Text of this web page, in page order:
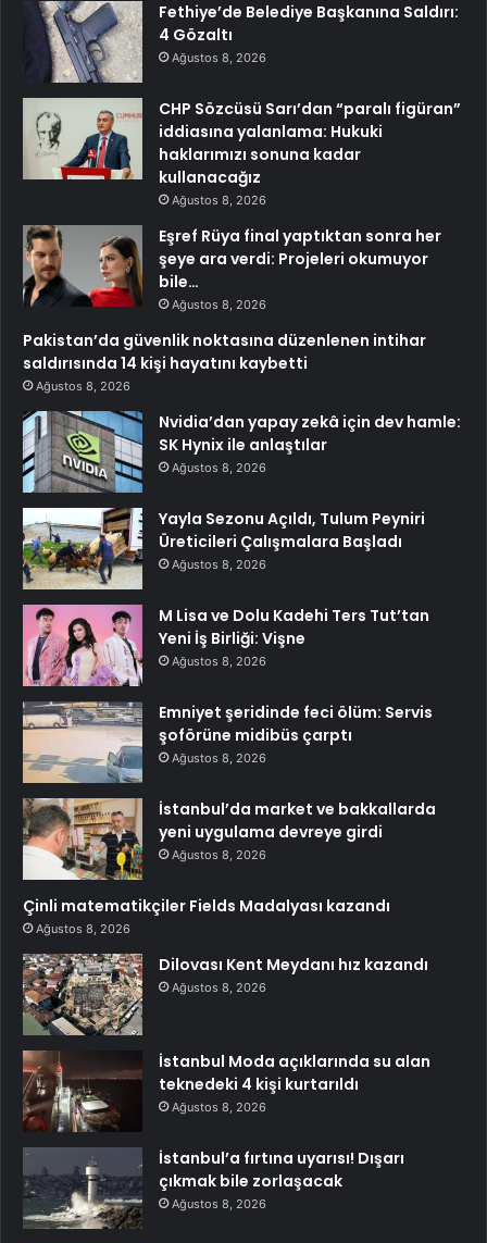
Fethiye’de Belediye Başkanına Saldırı:
4 Gözaltı
Ağustos 8, 2026
CHP Sözcüsü Sarı’dan “paralı figüran”
iddiasına yalanlama: Hukuki
haklarımızı sonuna kadar
kullanacağız
Ağustos 8, 2026
Eşref Rüya final yaptıktan sonra her
şeye ara verdi: Projeleri okumuyor
bile…
Ağustos 8, 2026
Pakistan’da güvenlik noktasına düzenlenen intihar
saldırısında 14 kişi hayatını kaybetti
Ağustos 8, 2026
Nvidia’dan yapay zekâ için dev hamle:
SK Hynix ile anlaştılar
Ağustos 8, 2026
Yayla Sezonu Açıldı, Tulum Peyniri
Üreticileri Çalışmalara Başladı
Ağustos 8, 2026
M Lisa ve Dolu Kadehi Ters Tut’tan
Yeni İş Birliği: Vişne
Ağustos 8, 2026
Emniyet şeridinde feci ölüm: Servis
şoförüne midibüs çarptı
Ağustos 8, 2026
İstanbul’da market ve bakkallarda
yeni uygulama devreye girdi
Ağustos 8, 2026
Çinli matematikçiler Fields Madalyası kazandı
Ağustos 8, 2026
Dilovası Kent Meydanı hız kazandı
Ağustos 8, 2026
İstanbul Moda açıklarında su alan
teknedeki 4 kişi kurtarıldı
Ağustos 8, 2026
İstanbul’a fırtına uyarısı! Dışarı
çıkmak bile zorlaşacak
Ağustos 8, 2026